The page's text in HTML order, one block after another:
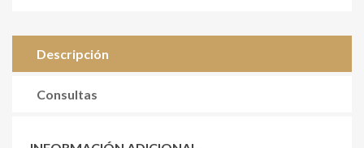
Descripción
Consultas